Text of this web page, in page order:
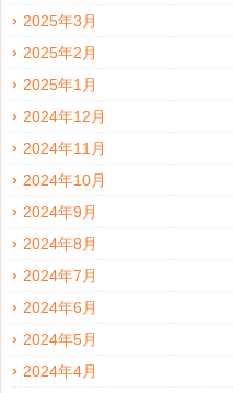
2025年3月
2025年2月
2025年1月
2024年12月
2024年11月
2024年10月
2024年9月
2024年8月
2024年7月
2024年6月
2024年5月
2024年4月